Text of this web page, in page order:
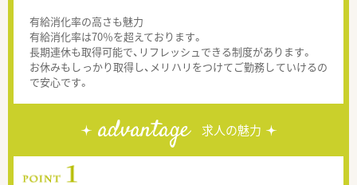
有給消化率の高さも魅力
有給消化率は70％を超えております。
長期連休も取得可能で、リフレッシュできる制度があります。
お休みもしっかり取得し、メリハリをつけてご勤務していけるの
で安心です。
advantage 求人の魅力